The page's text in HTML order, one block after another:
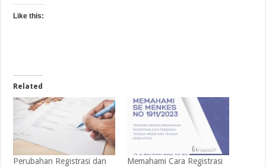
Like this:
Related
Perubahan Registrasi dan
Memahami Cara Registrasi